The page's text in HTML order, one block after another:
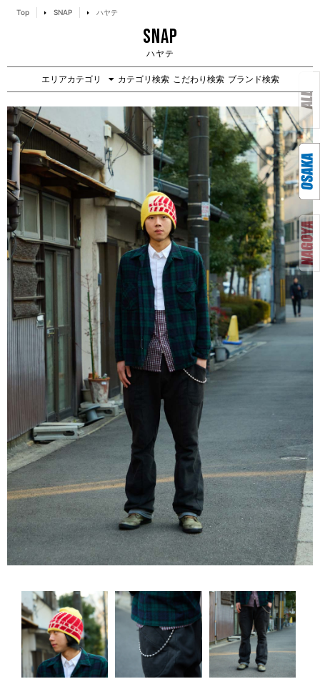
Top SNAP ハヤテ
SNAP
ハヤテ
エリアカテゴリ カテゴリ検索 こだわり検索 ブランド検索